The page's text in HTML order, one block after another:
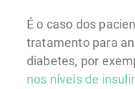
É o caso dos
tratamento para
diabetes, por
nos níveis de